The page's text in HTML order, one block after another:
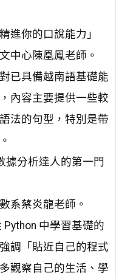
進你的口說能力」
中心陳凰鳳老師。
已具備越南語基礎能
內容主要提供一些較
法的句型，特別是帶
據分析達人的第一門
系蔡炎龍老師。
Python 中學習基礎的
調「貼近自己的程式
觀察自己的生活、學